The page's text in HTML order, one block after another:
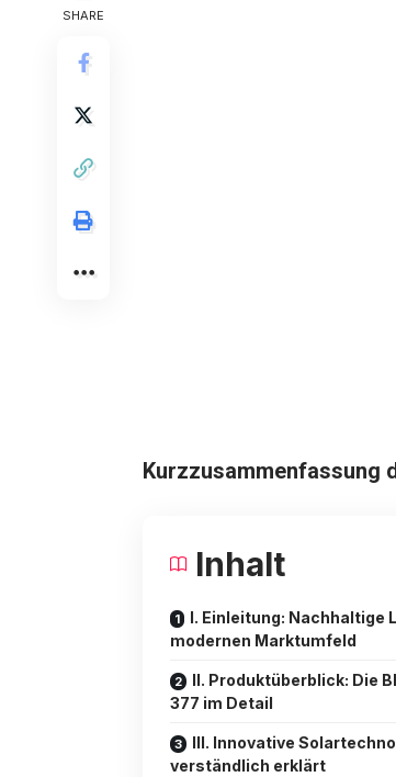
SHARE
Kurzzusammenfassung
Inhalt
I. Einleitung: Nachhaltige
modernen Marktumfeld
II. Produktüberblick: Die
377 im Detail
III. Innovative
verständlich erklärt